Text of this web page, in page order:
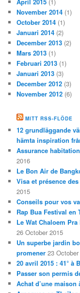
April 2015 (1)
November 2014 (1)
October 2014 (1)
Januari 2014 (2)
December 2013 (2)
Mars 2013 (1)
Februari 2013 (1)
Januari 2013 (3)
December 2012 (3)
November 2012 (6)
MITT RSS-FLÖDE
12 grundläggande
hämta inspiration
Assurance
2016
Le Bon Air de
Visa et présence
2015
Conseils pour vos
Rap Bua Festival en
Le Wat Chaloem
26 October 2015
Un superbe jardin
promener 23
20 avril 2015 : 41° à
Passer son permis
Achat d’une maison